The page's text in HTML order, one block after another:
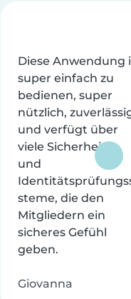
Diese Anwendung
super einfach zu
bedienen, super
nützlich,
und verfügt über
viele Sicherheits-
und
steme, die den
Mitgliedern ein
sicheres Gefühl
geben.
Giovanna